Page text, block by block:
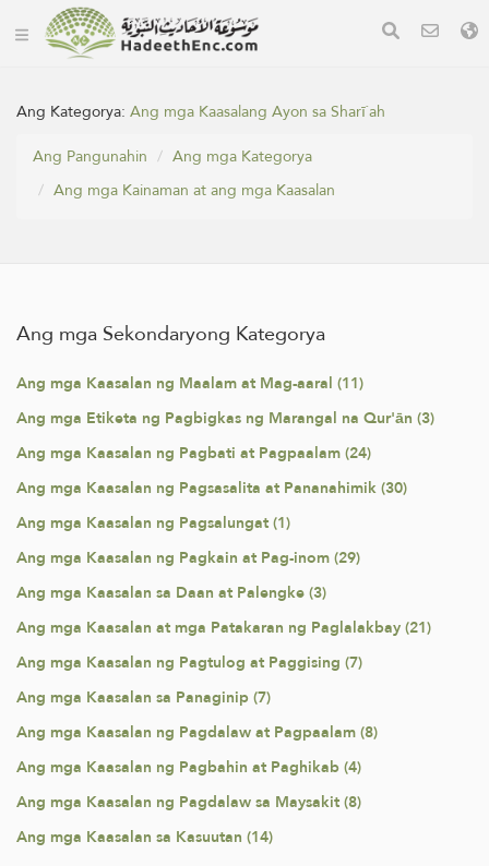
Ang Kategorya:Ang mga Kaasalang Ayon sa Sharī`ah
Ang Pangunahin
Ang mga Kategorya
Ang mga Kainaman at ang mga Kaasalan
Ang mga Sekondaryong Kategorya
Ang mga Kaasalan ng Maalam at Mag-aaral (11)
Ang mga Etiketa ng Pagbigkas ng Marangal na Qur'ān (3)
Ang mga Kaasalan ng Pagbati at Pagpaalam (24)
Ang mga Kaasalan ng Pagsasalita at Pananahimik (30)
Ang mga Kaasalan ng Pagsalungat (1)
Ang mga Kaasalan ng Pagkain at Pag-inom (29)
Ang mga Kaasalan sa Daan at Palengke (3)
Ang mga Kaasalan at mga Patakaran ng Paglalakbay (21)
Ang mga Kaasalan ng Pagtulog at Paggising (7)
Ang mga Kaasalan sa Panaginip (7)
Ang mga Kaasalan ng Pagdalaw at Pagpaalam (8)
Ang mga Kaasalan ng Pagbahin at Paghikab (4)
Ang mga Kaasalan ng Pagdalaw sa Maysakit (8)
Ang mga Kaasalan sa Kasuutan (14)